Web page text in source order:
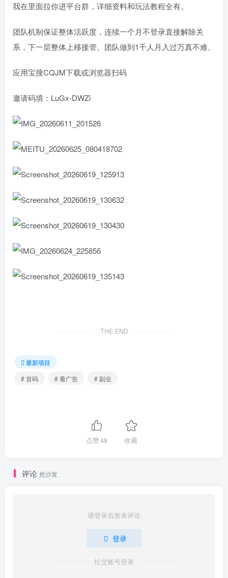
我在里面拉你进平台群，详细资料和玩法教程全有。
团队机制保证整体活跃度，连续一个月不登录直接解除关
系，下一层整体上移接管。团队做到1千人月入过万真不难。
应用宝搜CQJM下载或浏览器扫码
邀请码填：LuGx-DWZi
THE END
最新项目
# 首码
# 看广告 # 副业
点赞48 收藏
评论 抢沙发
请登录后发表评论
登录
社交账号登录